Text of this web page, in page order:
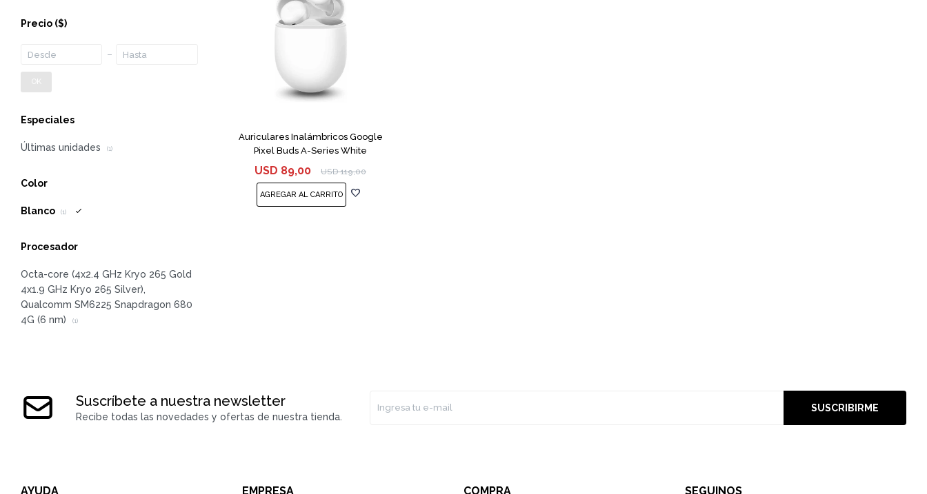
Auriculares Inalámbricos Google
Pixel Buds A-Series White
USD 89,00 USD 119,00
Precio ($)
OK
Especiales
Últimas unidades (1)
Color
Blanco (1)
Procesador
Octa-core (4x2.4 GHz Kryo 265 Gold
4x1.9 GHz Kryo 265 Silver),
Qualcomm SM6225 Snapdragon 680
4G (6 nm)
(1)
Suscríbete a nuestra newsletter
Recibe todas las novedades y ofertas de nuestra tienda.
SUSCRIBIRME
AYUDA EMPRESA COMPRA SEGUINOS